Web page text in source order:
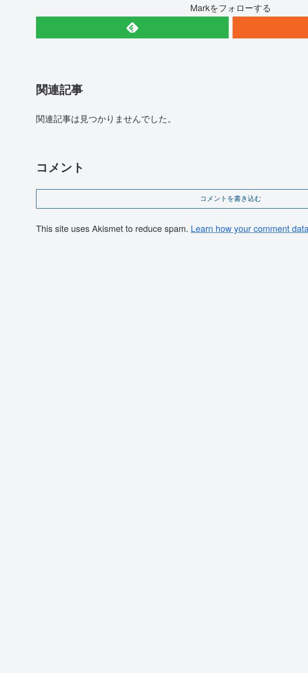
Markをフォローする
関連記事
関連記事は見つかりませんでした。
コメント
コメントを書き込む
This site uses Akismet to reduce spam. Learn how your comment